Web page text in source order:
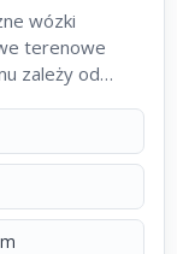
wózki
terenowe
zależy od